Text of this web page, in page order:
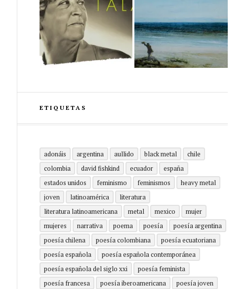
ETIQUETAS
adonáis argentina aullido black metal
chile
colombia
david fishkind ecuador
españa
estados unidos
feminismo feminismos
heavy metal
joven
latinoamérica
literatura
literatura latinoamericana
metal mexico
mujer
mujeres
narrativa poema poesía
poesía argentina
poesía chilena
poesía colombiana
poesía ecuatoriana
poesía española
poesía española contemporánea
poesía española del siglo xxi
poesía feminista
poesía francesa
poesía iberoamericana
poesía joven